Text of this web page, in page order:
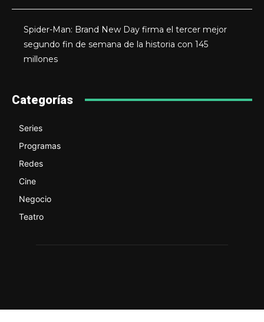
Spider-Man: Brand New Day firma el tercer mejor
segundo fin de semana de la historia con 145
millones
Categorías
Series
Programas
Redes
Cine
Negocio
Teatro